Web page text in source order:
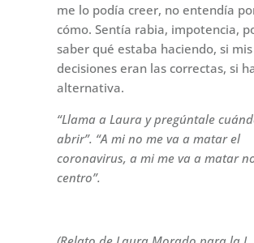
me lo podía creer, no entendía
cómo. Sentía rabia, impotencia,
saber qué estaba haciendo, si mis
decisiones eran las correctas, si
alternativa.
“Llama a Laura y pregúntale
abrir”. “A mi no me va a matar el
coronavirus, a mi me va a matar
centro”.